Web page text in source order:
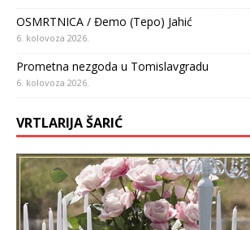
OSMRTNICA / Đemo (Tepo) Jahić
6. kolovoza 2026.
Prometna nezgoda u Tomislavgradu
6. kolovoza 2026.
VRTLARIJA ŠARIĆ